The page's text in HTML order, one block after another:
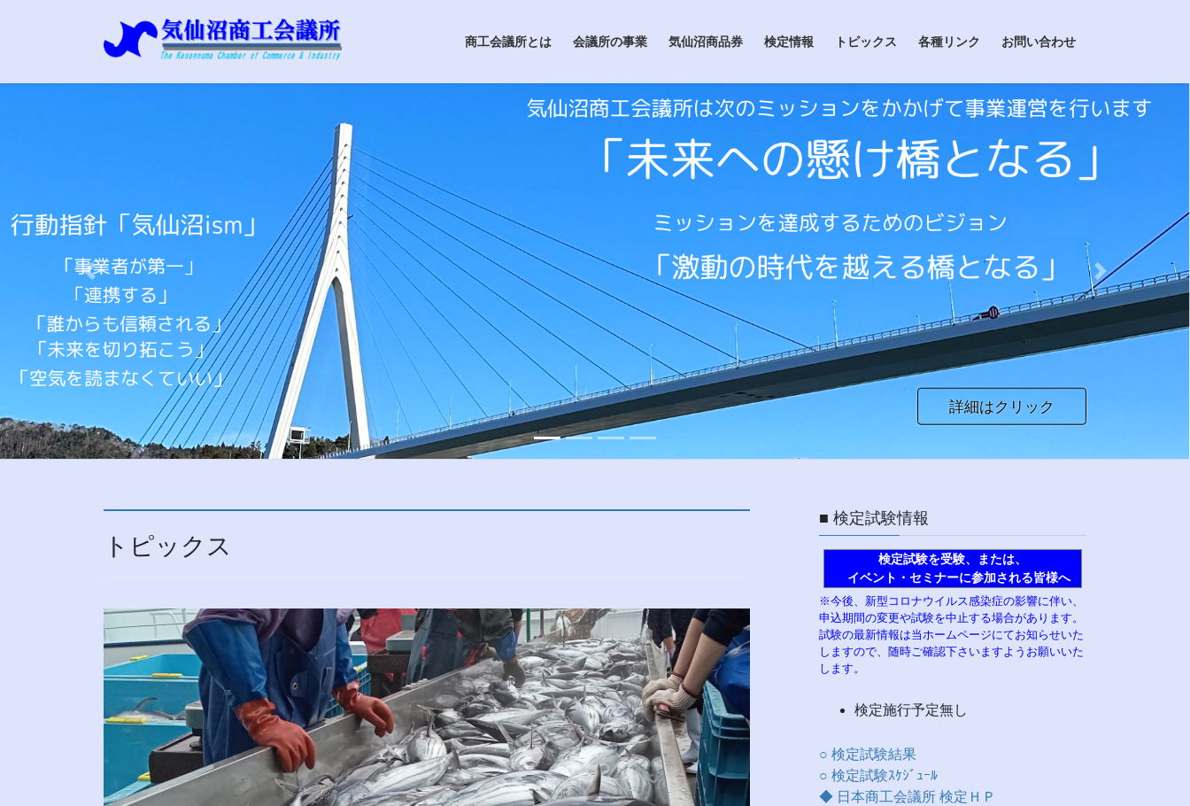
商工会議所とは 会議所の事業 気仙沼商品券 検定情報 トピックス 各種リンク お問い合わせ
詳細はクリック
Previous Next
トピックス
■ 検定試験情報
検定試験を受験、または、
イベント・セミナーに参加される皆様へ
※今後、新型コロナウイルス感染症の影響に伴い、
申込期間の変更や試験を中止する場合があります。
試験の最新情報は当ホームページにてお知らせいた
しますので、随時ご確認下さいますようお願いいた
します。
検定施行予定無し
○ 検定試験結果
○ 検定試験ｽｹｼﾞｭｰﾙ
◆ 日本商工会議所 検定ＨＰ